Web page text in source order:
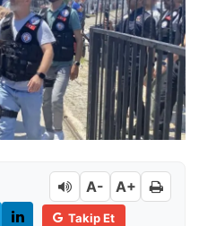
A- A+
Takip Et